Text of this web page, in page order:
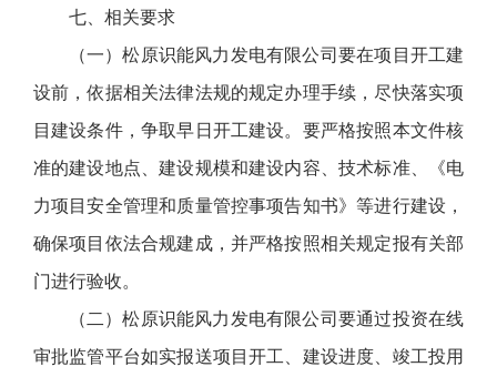
七、相关要求
（一）松原识能风力发电有限公司要在项目开工建
设前，依据相关法律法规的规定办理手续，尽快落实项
目建设条件，争取早日开工建设。要严格按照本文件核
准的建设地点、建设规模和建设内容、技术标准、《电
力项目安全管理和质量管控事项告知书》等进行建设，
确保项目依法合规建成，并严格按照相关规定报有关部
门进行验收。
（二）松原识能风力发电有限公司要通过投资在线
审批监管平台如实报送项目开工、建设进度、竣工投用